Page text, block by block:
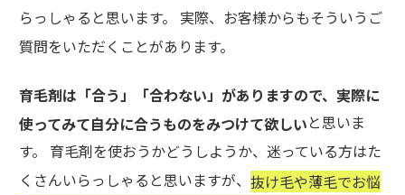
らっしゃると思います。 実際、お客様からもそういうご
質問をいただくことがあります。
育毛剤は「合う」「合わない」がありますので、実際に
使ってみて自分に合うものをみつけて欲しいと思いま
す。 育毛剤を使おうかどうしようか、迷っている方はた
くさんいらっしゃると思いますが、 抜け毛や薄毛でお悩